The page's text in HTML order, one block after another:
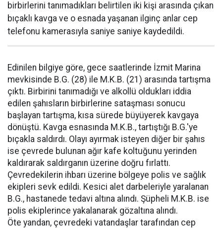
birbirlerini tanımadıkları belirtilen iki kişi arasında çıkan
bıçaklı kavga ve o esnada yaşanan ilginç anlar cep
telefonu kamerasıyla saniye saniye kaydedildi.
Edinilen bilgiye göre, gece saatlerinde İzmit Marina
mevkisinde B.G. (28) ile M.K.B. (21) arasında tartışma
çıktı. Birbirini tanımadığı ve alkollü oldukları iddia
edilen şahısların birbirlerine sataşması sonucu
başlayan tartışma, kısa sürede büyüyerek kavgaya
dönüştü. Kavga esnasında M.K.B., tartıştığı B.G.'ye
bıçakla saldırdı. Olayı ayırmak isteyen diğer bir şahıs
ise çevrede bulunan ağır kafe koltuğunu yerinden
kaldırarak saldırganın üzerine doğru fırlattı.
Çevredekilerin ihbarı üzerine bölgeye polis ve sağlık
ekipleri sevk edildi. Kesici alet darbeleriyle yaralanan
B.G., hastanede tedavi altına alındı. Şüpheli M.K.B. ise
polis ekiplerince yakalanarak gözaltına alındı.
Öte yandan, çevredeki vatandaşlar tarafından cep